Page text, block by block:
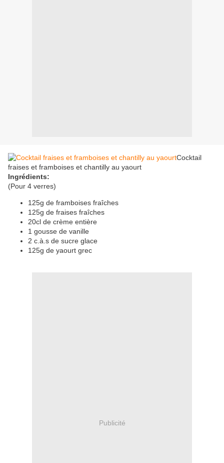
Cocktail
fraises et framboises et chantilly au yaourt
Ingrédients:
(Pour 4 verres)
125g de framboises fraîches
125g de fraises fraîches
20cl de crème entière
1 gousse de vanille
2 c.à.s de sucre glace
125g de yaourt grec
Publicité